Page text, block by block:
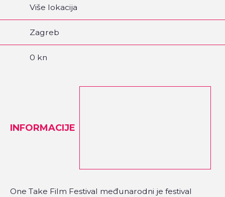
Više lokacija
Zagreb
0 kn
INFORMACIJE
One Take Film Festival međunarodni je festival